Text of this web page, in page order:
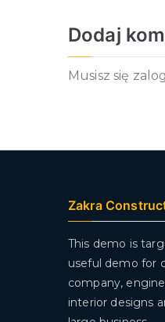
Dodaj
Musisz się
Zakra
This demo is
useful demo for
company,
interior designs